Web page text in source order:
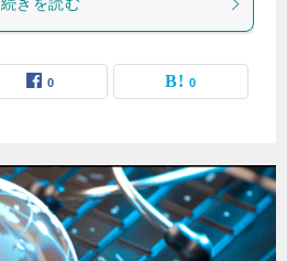
続きを読む
0 0